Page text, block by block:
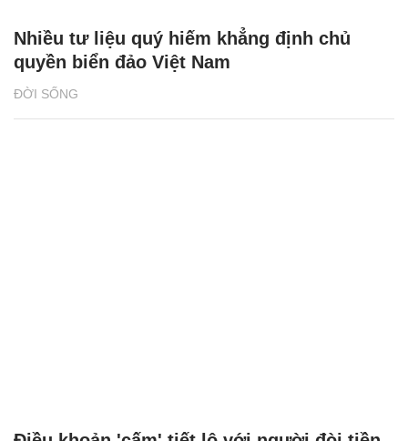
ĐỜI SỐNG
Nhiều tư liệu quý hiếm khẳng định chủ
quyền biển đảo Việt Nam